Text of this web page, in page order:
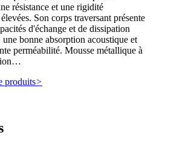
résistance et une rigidité
Son corps traversant présente
d'échange et de dissipation
une bonne absorption acoustique et
perméabilité. Mousse métallique à
produits>